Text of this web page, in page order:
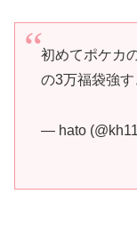
初めてポケカ
の3万福袋強す
— hato